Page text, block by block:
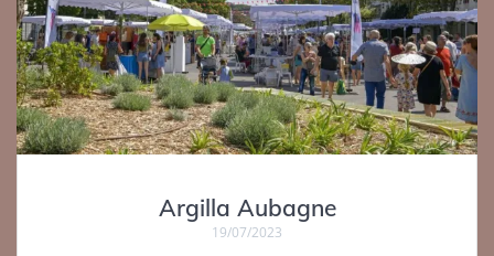
Argilla Aubagne
19/07/2023